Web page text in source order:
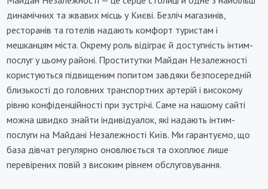
динамічних та жвавих місць у Києві. Безліч магазинів,
ресторанів та готелів надають комфорт туристам і
мешканцям міста. Окрему роль відіграє й доступність інтим-
послуг у цьому районі. Проститутки Майдан Незалежності
користуються підвищеним попитом завдяки безпосередній
близькості до головних транспортних артерій і високому
рівню конфіденційності при зустрічі. Саме на нашому сайті
можна швидко знайти індивідуалок, які надають інтим-
послуги на Майдані Незалежності Київ. Ми гарантуємо, що
база дівчат регулярно оновлюється та охоплює лише
перевірених повій з високим рівнем обслуговування.